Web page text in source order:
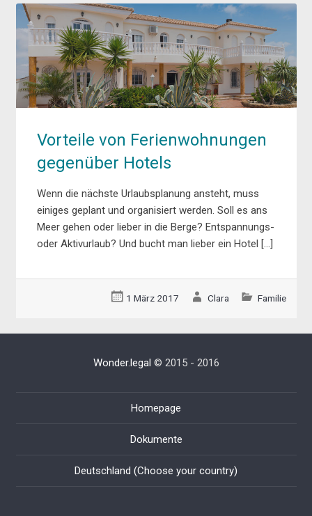
Vorteile von Ferienwohnungen
gegenüber Hotels
Wenn die nächste Urlaubsplanung ansteht, muss
einiges geplant und organisiert werden. Soll es ans
Meer gehen oder lieber in die Berge? Entspannungs-
oder Aktivurlaub? Und bucht man lieber ein Hotel […]
1 März 2017 Clara Familie
Wonder.legal © 2015 - 2016
Homepage
Dokumente
Deutschland (Choose your country)